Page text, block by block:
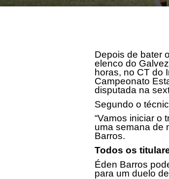
Depois de bater
elenco do
horas, no CT do
Campeonato
disputada na
Segundo o
“Vamos iniciar o
uma semana de
Barros.
Todos os
Éden Barros
para um duelo